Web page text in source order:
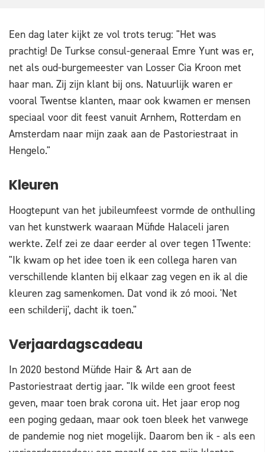
Een dag later kijkt ze vol trots terug: "Het was
prachtig! De Turkse consul-generaal Emre Yunt was er,
net als oud-burgemeester van Losser Cia Kroon met
haar man. Zij zijn klant bij ons. Natuurlijk waren er
vooral Twentse klanten, maar ook kwamen er mensen
speciaal voor dit feest vanuit Arnhem, Rotterdam en
Amsterdam naar mijn zaak aan de Pastoriestraat in
Hengelo."
Kleuren
Hoogtepunt van het jubileumfeest vormde de onthulling
van het kunstwerk waaraan Müfide Halaceli jaren
werkte. Zelf zei ze daar eerder al over tegen 1Twente:
"Ik kwam op het idee toen ik een collega haren van
verschillende klanten bij elkaar zag vegen en ik al die
kleuren zag samenkomen. Dat vond ik zó mooi. 'Net
een schilderij', dacht ik toen."
Verjaardagscadeau
In 2020 bestond Müfide Hair & Art aan de
Pastoriestraat dertig jaar. "Ik wilde een groot feest
geven, maar toen brak corona uit. Het jaar erop nog
een poging gedaan, maar ook toen bleek het vanwege
de pandemie nog niet mogelijk. Daarom ben ik - als een